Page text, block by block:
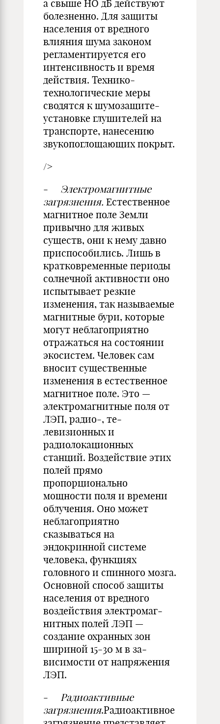
а свыше НО дБ действуют
болезненно. Для защиты
населения от вред­ного
влияния шума законом
регламентируется его
интенсивность и вре­мя
действия. Технико-
технологиче­ские меры
сводятся к шумозащите-
установке глушителей на
транспор­те, нанесению
звукопоглощающих покрыт.
/>
- Электромагнитные
загрязнения. Естественное
магнитное поле Земли
привычно для живых
существ, они к нему давно
приспособились. Лишь в
кратковременные периоды
солнеч­ной активности оно
испытывает рез­кие
изменения, так называемые
маг­нитные бури, которые
могут неблагоприятно
отражаться на состоянии
экосистем. Человек сам
вносит су­щественные
изменения в естествен­ное
магнитное поле. Это —
электро­магнитные поля от
ЛЭП, радио-, те­
левизионных и
радиолокационных
станций. Воздействие этих
полей прямо
пропорционально
мощности поля и времени
облучения. Оно мо­жет
неблагоприятно
сказываться на
эндокринной системе
человека, фун­кциях
головного и спинного мозга.
Основной способ защиты
населения от вредного
воздействия электромаг­
нитных полей ЛЭП —
создание ох­ранных зон
шириной 15-30 м в за­
висимости от напряжения
ЛЭП.
- Радиоактивные
загрязнения.Радиоактивное